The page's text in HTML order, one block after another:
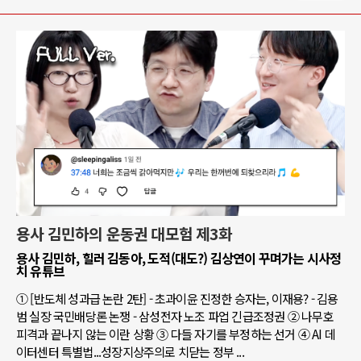
용사 김민하의 운동권 대모험 제3화
용사 김민하, 힐러 김동아, 도적(대도?) 김상연이 꾸며가는 시사정
치 유튜브
① [반도체 성과급 논란 2탄] - 초과이윤 진정한 승자는, 이재용? - 김용
범 실장 국민배당론 논쟁 - 삼성전자 노조 파업 긴급조정권 ② 나무호
피격과 끝나지 않는 이란 상황 ③ 다들 자기를 부정하는 선거 ④ AI 데
이터센터 특별법...성장지상주의로 치닫는 정부 ...